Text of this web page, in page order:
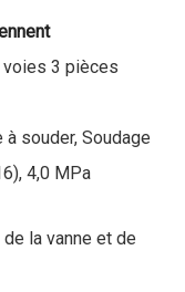
voies 3 pièces
souder, Soudage
4,0 MPa
la vanne et de